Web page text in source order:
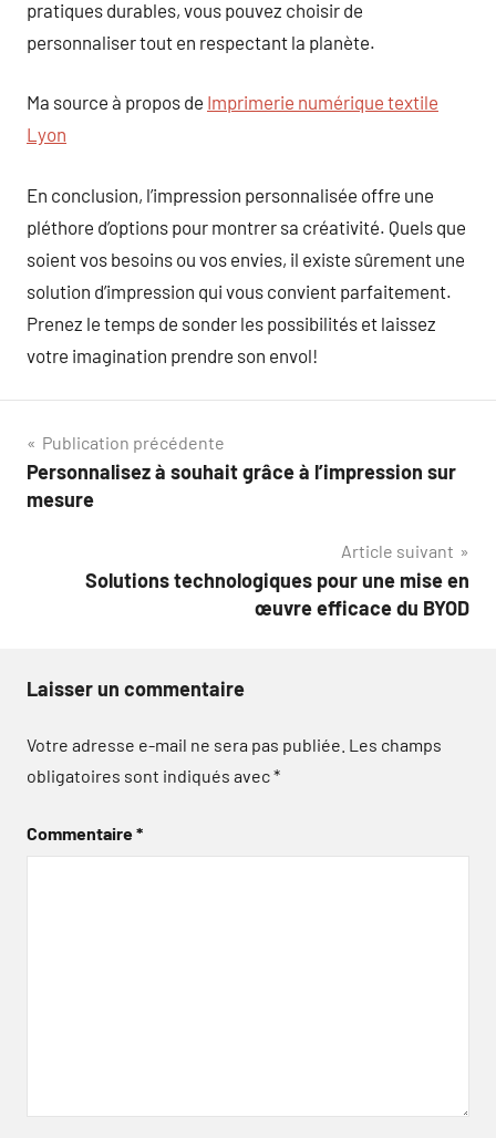
pratiques durables, vous pouvez choisir de
personnaliser tout en respectant la planète.
Ma source à propos de Imprimerie numérique textile
Lyon
En conclusion, l’impression personnalisée offre une
pléthore d’options pour montrer sa créativité. Quels que
soient vos besoins ou vos envies, il existe sûrement une
solution d’impression qui vous convient parfaitement.
Prenez le temps de sonder les possibilités et laissez
votre imagination prendre son envol!
Navigation
de
Publication précédente
Personnalisez à souhait grâce à l’impression sur
mesure
Article suivant
Solutions technologiques pour une mise en
œuvre efficace du BYOD
Laisser un commentaire
Votre adresse e-mail ne sera pas publiée. Les champs
obligatoires sont indiqués avec*
Commentaire*